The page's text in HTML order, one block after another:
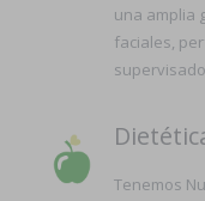
una amplia
faciales,
Tenemos